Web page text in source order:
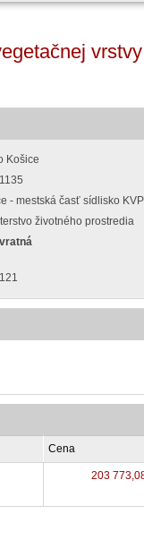
Košice
- mestská časť sídlisko KVP
životného prostredia
Cena
203